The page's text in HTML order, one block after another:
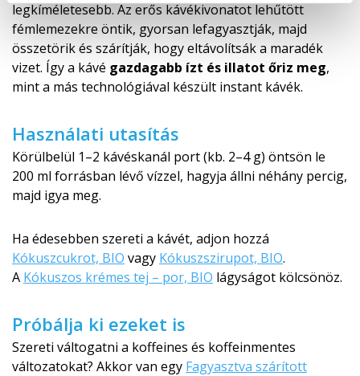
legkíméletesebb. Az erős kávékivonatot lehűtött
fémlemezekre öntik, gyorsan lefagyasztják, majd
összetörik és szárítják, hogy eltávolítsák a maradék
vizet. Így a kávé gazdagabb ízt és illatot őriz meg,
mint a más technológiával készült instant kávék.
Használati utasítás
Körülbelül 1–2 kávéskanál port (kb. 2–4 g) öntsön le
200 ml forrásban lévő vízzel, hagyja állni néhány percig,
majd igya meg.
Ha édesebben szereti a kávét, adjon hozzá
Kókuszcukrot, BIO vagy Kókuszszirupot, BIO.
A Kókuszos krémes tej – por, BIO lágyságot kölcsönöz.
Próbálja ki ezeket is
Szereti váltogatni a koffeines és koffeinmentes
változatokat? Akkor van egy Fagyasztva szárított